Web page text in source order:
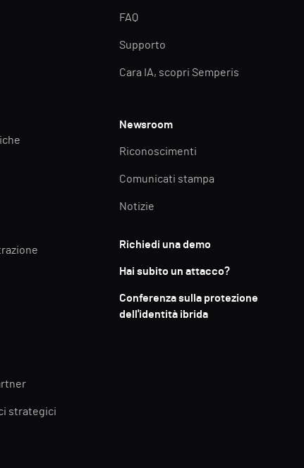
strategici
FAQ
Supporto
Cara IA, scopri Semperis
Newsroom
Riconoscimenti
Comunicati stampa
Notizie
Richiedi una demo
Hai subito un attacco?
Conferenza sulla protezione
dell'identità ibrida